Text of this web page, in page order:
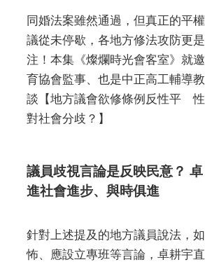
同婚法案雖然通過，但真正的平
議從未停歇，各地方修法攻防更
注！本集《燦爛時光會客室》就
育協會監事、也是中正高工輔導
談【地方議會欲修條例反性平
對社會分歧？】
議員歧視言論是反映民意？
進社會進步、與時俱進
針對上述提及的地方議員說法，
怖、應設立專班等言論，卓耕宇